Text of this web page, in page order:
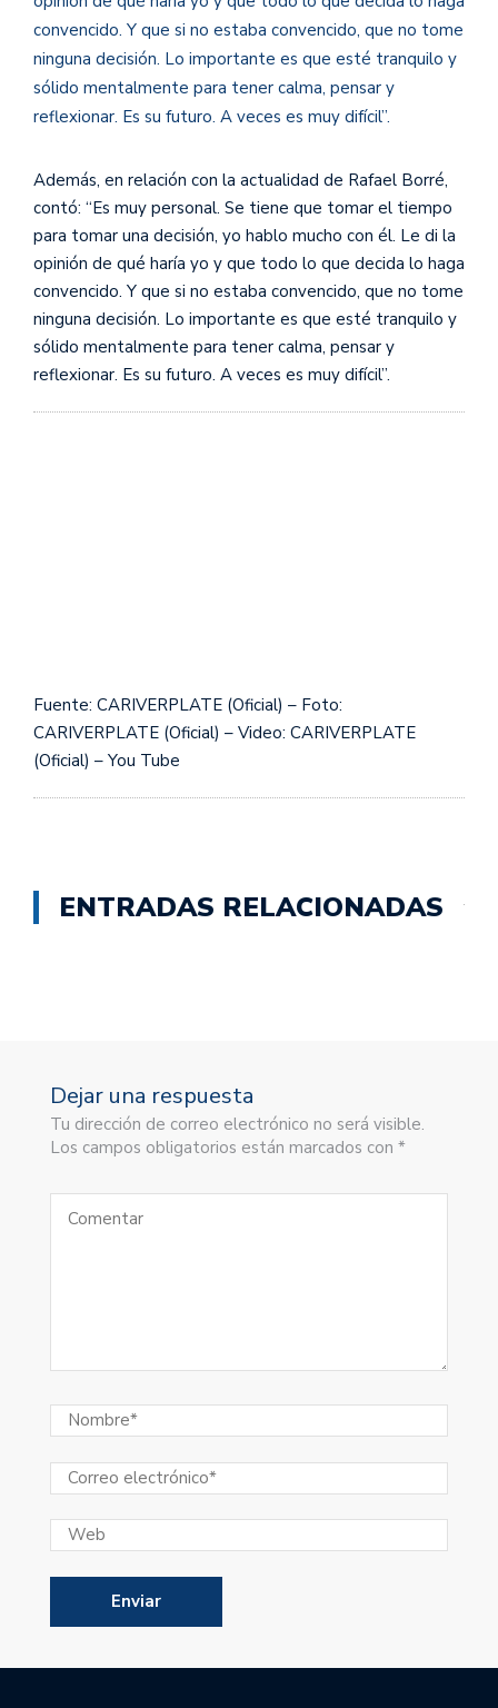
convencido. Y que si no estaba convencido, que no tome
ninguna decisión. Lo importante es que esté tranquilo y
sólido mentalmente para tener calma, pensar y
reflexionar. Es su futuro. A veces es muy difícil”.
Además, en relación con la actualidad de Rafael Borré,
contó: “Es muy personal. Se tiene que tomar el tiempo
para tomar una decisión, yo hablo mucho con él. Le di la
opinión de qué haría yo y que todo lo que decida lo haga
convencido. Y que si no estaba convencido, que no tome
ninguna decisión. Lo importante es que esté tranquilo y
sólido mentalmente para tener calma, pensar y
reflexionar. Es su futuro. A veces es muy difícil”.
Fuente: CARIVERPLATE (Oficial) – Foto:
CARIVERPLATE (Oficial) – Video: CARIVERPLATE
(Oficial) – You Tube
ENTRADAS RELACIONADAS
Dejar una respuesta
Tu dirección de correo electrónico no será visible.
Los campos obligatorios están marcados con *